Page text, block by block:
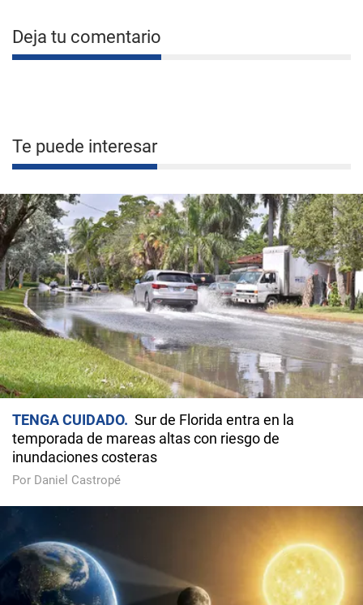
Deja tu comentario
Te puede interesar
TENGA CUIDADO
Sur de Florida entra en la
temporada de mareas altas con riesgo de
inundaciones costeras
Por Daniel Castropé